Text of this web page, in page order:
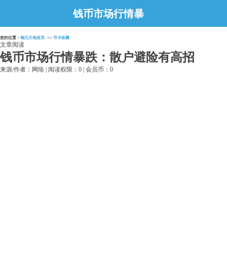
钱币市场行情暴
跌：散户避险有高
您的位置： 铜元天地首页- >> 币卡收藏
文章阅读
钱币市场行情暴跌：散户避险有高招
来源/作者：网络 | 阅读权限：0 | 会员币：0